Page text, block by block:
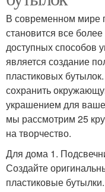
В современном мире
становится все
доступных способов
является создание
пластиковых
сохранить
украшением для
мы рассмотрим 25
на творчество.
Для дома 1.
Создайте
пластиковые